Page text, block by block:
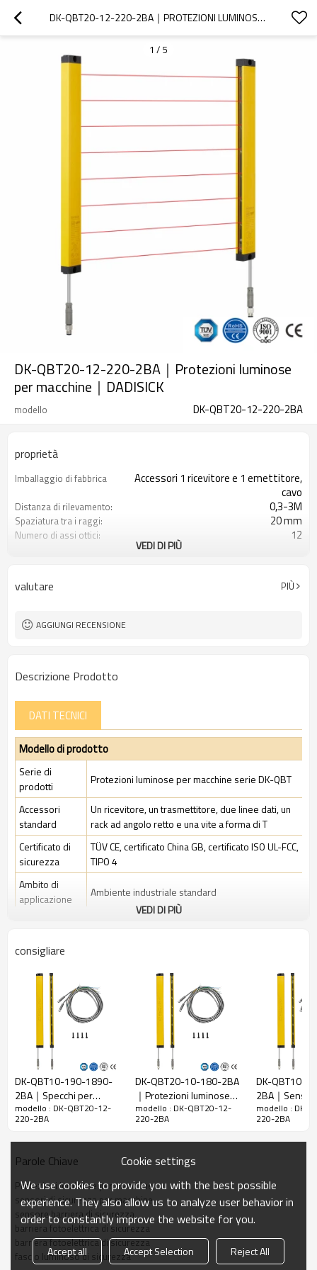
DK-QBT20-12-220-2BA｜PROTEZIONI LUMINOSE PER MACCHINE｜DADISICK
1 / 5
DK-QBT20-12-220-2BA｜Protezioni luminose
per macchine｜DADISICK
modello DK-QBT20-12-220-2BA
proprietà
Imballaggio di fabbrica
Accessori 1 ricevitore e 1 emettitore,
cavo
Distanza di rilevamento: 0,3-3M
Spaziatura tra i raggi: 20 mm
Numero di assi ottici: 12
Spina di interfaccia Dotato di connettore M8
VEDI DI PIÙ
valutare PIÙ
AGGIUNGI RECENSIONE
Descrizione Prodotto
DATI TECNICI
Modello di prodotto
Serie di
prodotti
Protezioni luminose per macchine serie DK-QBT
Accessori
standard
Un ricevitore, un trasmettitore, due linee dati, un
rack ad angolo retto e una vite a forma di T
Certificato di
sicurezza
TÜV CE, certificato China GB, certificato ISO UL-FCC,
TIPO 4
Ambito di
applicazione
Ambiente industriale standard
Spazio tra i
Rileva la
precisione
28 mm
Quantità di
travi
Raggio
d'azione
220 mm
Taglia del
prodotto
15mm*30mm*L, L è la lunghezza dell'emettitore e
del ricevitore.
Distanza di
rilevamento
30-3000mm
risposta
≤15 ms
Dati meccanici
Materiale
dell'alloggiamentoMetallo
VEDI DI PIÙ
consigliare
DK-QBT10-190-1890-
2BA｜Specchi per
barriere fotoelettriche di
sicurezza｜DADISICK
modello : DK-QBT20-12-
220-2BA
DK-QBT20-10-180-2BA
｜Protezioni luminose
per presse piegatrici｜
DADISICK
modello : DK-QBT20-12-
220-2BA
DK-QBT10-
2BA｜
fotoelettrica｜
modello : DK-
220-2BA
Parole Chiave
Protezioni luminose per macchine
sensori di sicurezza per macchine
sensore barriera di sicurezza
barriera fotoelettrica di sicurezza
barriera fotoelettrica di sicurezza
fascio luminoso di sicurezza
Cookie settings
We use cookies to provide you with the best possible
experience. They also allow us to analyze user behavior in
order to constantly improve the website for you.
Accept all Accept Selection Reject All